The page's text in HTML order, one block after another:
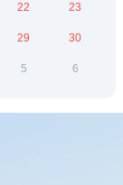
22 23
29 30
5 6